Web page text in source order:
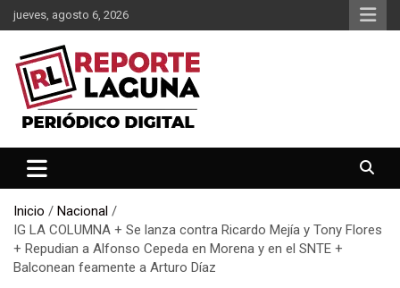
Saltar
al
contenido
jueves, agosto 6, 2026
Reporte Laguna
Inicio
Nacional
IG LA COLUMNA + Se lanza contra Ricardo Mejía y Tony Flores
+ Repudian a Alfonso Cepeda en Morena y en el SNTE +
Balconean feamente a Arturo Díaz